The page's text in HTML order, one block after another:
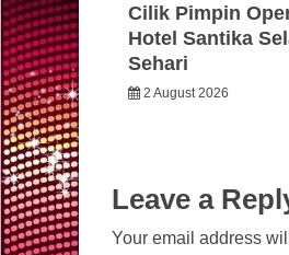
Cilik Pimpin
Hotel Santika
Sehari
2 August 2026
Leave a
Your email address